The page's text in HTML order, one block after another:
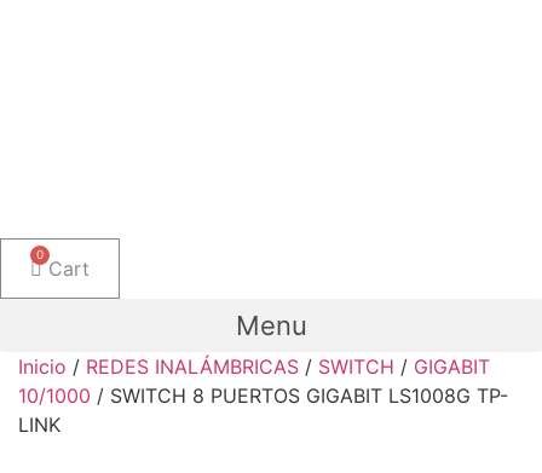
Cart
Menu
Inicio / REDES INALÁMBRICAS / SWITCH / GIGABIT
10/1000 / SWITCH 8 PUERTOS GIGABIT LS1008G TP-
LINK